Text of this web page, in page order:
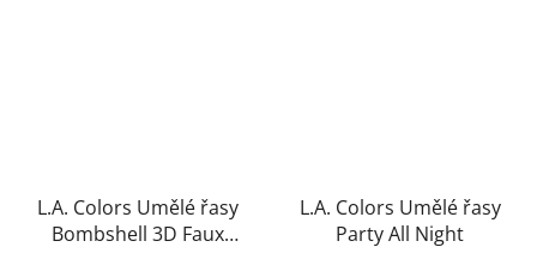
L.A. Colors Umělé řasy
Bombshell 3D Faux
L.A. Colors Umělé řasy
Party All Night